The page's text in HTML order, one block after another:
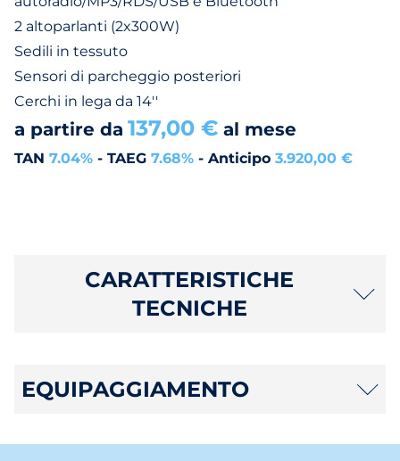
2 altoparlanti (2x300W)
Sedili in tessuto
Sensori di parcheggio posteriori
Cerchi in lega da 14''
a partire da 137,00 € al mese
TAN 7.04% - TAEG 7.68% - Anticipo 3.920,00 €
CARATTERISTICHE
TECNICHE
EQUIPAGGIAMENTO